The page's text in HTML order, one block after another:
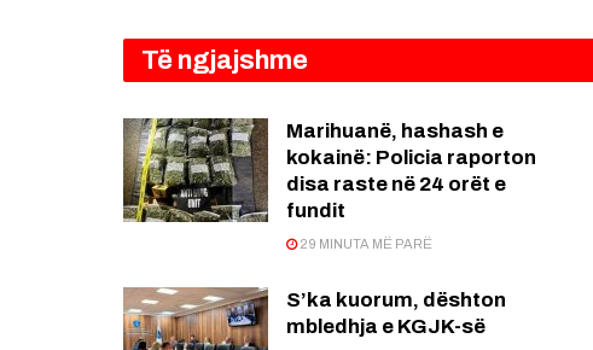
Të ngjajshme
Marihuanë, hashash e
kokainë: Policia raporton
disa raste në 24 orët e
fundit
29 MINUTA MË PARË
S’ka kuorum, dështon
mbledhja e KGJK-së